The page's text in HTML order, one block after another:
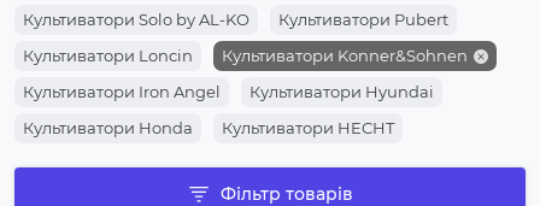
Культиватори Solo by AL-KO
Культиватори Pubert
Культиватори Loncin
Культиватори Konner&Sohnen
Культиватори Iron Angel
Культиватори Hyundai
Культиватори Honda
Культиватори HECHT
Культиватори GTM
Культиватори Forte
Фільтр товарів